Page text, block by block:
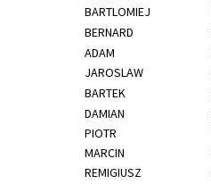
BARTLOMIEJ
BERNARD
ADAM
JAROSLAW
BARTEK
DAMIAN
PIOTR
MARCIN
REMIGIUSZ